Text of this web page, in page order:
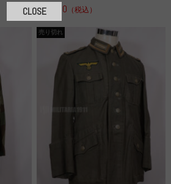
¥49,800 （税込）
売り切れ
CLOSE